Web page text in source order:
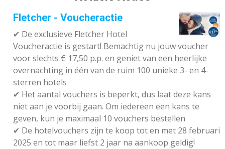
Fletcher - Voucheractie
✔ De exclusieve Fletcher Hotel
Voucheractie is gestart! Bemachtig nu jouw voucher
voor slechts € 17,50 p.p. en geniet van een heerlijke
overnachting in één van de ruim 100 unieke 3- en 4-
sterren hotels
✔ Het aantal vouchers is beperkt, dus laat deze kans
niet aan je voorbij gaan. Om iedereen een kans te
geven, kun je maximaal 10 vouchers bestellen
✔ De hotelvouchers zijn te koop tot en met 28 februari
2025 en tot maar liefst 2 jaar na aankoop geldig!